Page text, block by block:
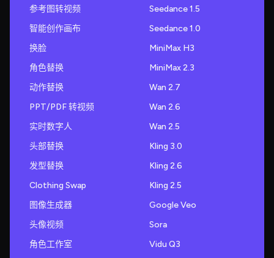
参考图转视频
智能创作画布
换脸
角色替换
动作替换
PPT/PDF 转视频
实时数字人
头部替换
发型替换
Clothing Swap
图像生成器
头像视频
角色工作室
Seedance 1.5
Seedance 1.0
MiniMax H3
MiniMax 2.3
Wan 2.7
Wan 2.6
Wan 2.5
Kling 3.0
Kling 2.6
Kling 2.5
Google Veo
Sora
Vidu Q3